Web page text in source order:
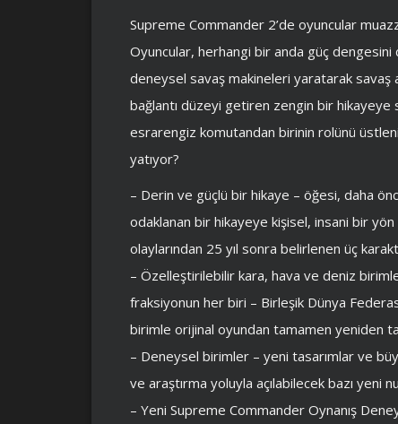
Supreme Commander 2’de oyuncular
Oyuncular, herhangi bir anda güç
deneysel savaş makineleri yaratarak
bağlantı düzeyi getiren zengin bir
esrarengiz komutandan birinin rolünü
yatıyor?
– Derin ve güçlü bir hikaye – öğesi, daha
odaklanan bir hikayeye kişisel, insani bir
olaylarından 25 yıl sonra belirlenen üç
– Özelleştirilebilir kara, hava ve deniz
fraksiyonun her biri – Birleşik Dünya
birimle orijinal oyundan tamamen yeniden
– Deneysel birimler – yeni tasarımlar ve
ve araştırma yoluyla açılabilecek bazı yeni
– Yeni Supreme Commander Oynanış